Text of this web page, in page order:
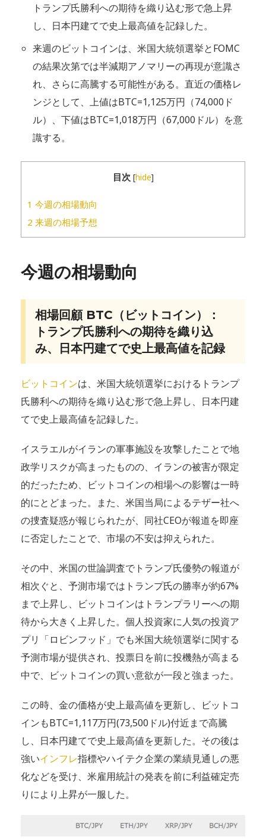
トランプ氏勝利への期待を織り込む形で急上昇
し、日本円建てで史上最高値を記録した。
来週のビットコインは、米国大統領選挙とFOMC
の結果次第では半減期アノマリーの再現が意識さ
れ、さらに高騰する可能性がある。直近の価格レ
ンジとして、上値はBTC=1,125万円（74,000ド
ル）、下値はBTC=1,018万円（67,000ドル）を意
識する。
目次 [hide]
1 今週の相場動向
2 来週の相場予想
今週の相場動向
相場回顧 BTC（ビットコイン）：
トランプ氏勝利への期待を織り込
み、日本円建てで史上最高値を記録
ビットコインは、米国大統領選挙におけるトランプ
氏勝利への期待を織り込む形で急上昇し、日本円建
てで史上最高値を記録した。
イスラエルがイランの軍事施設を攻撃したことで地
政学リスクが高まったものの、イランの被害が限定
的だったため、ビットコインの相場への影響は一時
的にとどまった。また、米国当局によるテザー社へ
の捜査疑惑が報じられたが、同社CEOが報道を即座
に否定したことで、市場の不安は抑えられた。
その中、米国の世論調査でトランプ氏優勢の報道が
相次ぐと、予測市場ではトランプ氏の勝率が約67%
まで上昇し、ビットコインはトランプラリーへの期
待から大きく上昇した。個人投資家に人気の投資ア
プリ「ロビンフッド」でも米国大統領選挙に関する
予測市場が提供され、投票日を前に投機熱が高まる
中で、ビットコインの買い意欲が一段と強まった。
この時、金の価格が史上最高値を更新し、ビットコ
インもBTC=1,117万円(73,500ドル)付近まで高騰
し、日本円建てで史上最高値を更新した。その後は
強いインフレ指標やハイテク企業の業績見通しの悪
化などを受け、米雇用統計の発表を前に利益確定売
りにより上昇が一服した。